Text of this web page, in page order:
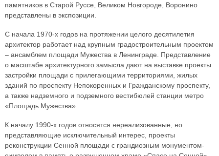
памятников в Старой Руссе, Великом Новгороде, Воронино
представлены в экспозиции.
С начала 1970-х годов на протяжении целого десятилетия
архитектор работает над крупным градостроительным проектом
– ансамблем площади Мужества в Ленинграде. Представление
о масштабе архитектурного замысла дают на выставке проекты
застройки площади с прилегающими территориями, жилых
зданий по проспекту Непокоренных и Гражданскому проспекту,
а также надземного и подземного вестибюлей станции метро
«Площадь Мужества».
К началу 1990-х годов относятся нереализованные, но
представляющие исключительный интерес, проекты
реконструкции Сенной площади с грандиозным монументом-